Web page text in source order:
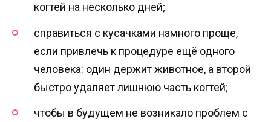
когтей на несколько дней;
справиться с кусачками намного проще,
если привлечь к процедуре ещё одного
человека: один держит животное, а второй
быстро удаляет лишнюю часть когтей;
чтобы в будущем не возникало проблем с